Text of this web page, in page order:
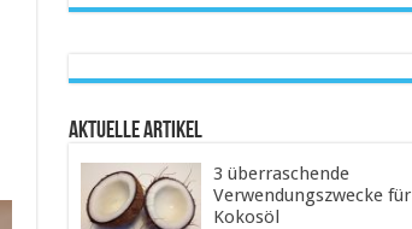
Aktuelle Artikel
3 überraschende
Verwendungszwecke für
Kokosöl